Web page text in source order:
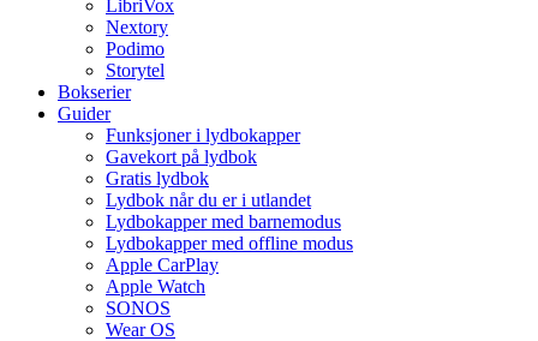
LibriVox
Nextory
Podimo
Storytel
Bokserier
Guider
Funksjoner i lydbokapper
Gavekort på lydbok
Gratis lydbok
Lydbok når du er i utlandet
Lydbokapper med barnemodus
Lydbokapper med offline modus
Apple CarPlay
Apple Watch
SONOS
Wear OS